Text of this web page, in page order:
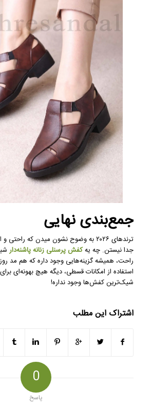
جمع‌بندی نهایی
ترندهای ۲۰۲۶ به وضوح نشون میدن که
جدا نیستن. چه یهکفش پرسنلی زنانه پاشنه‌دار
راحت، همیشه گزینه‌هایی وجود داره که هم مد
استفاده از امکانات قسطی، دیگه هیچ بهونه‌ای
شیک‌ترین کفش‌ها وجود نداره!
اشتراک این مطلب
0
پاسخ